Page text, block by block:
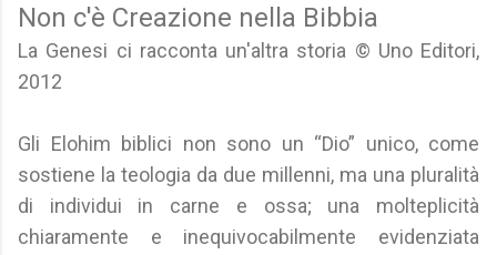
Non c'è Creazione nella Bibbia
La Genesi ci racconta un'altra storia © Uno Editori,
2012
Gli Elohim biblici non sono un “Dio” unico, come
sostiene la teologia da due millenni, ma una pluralità
di individui in carne e ossa; una molteplicità
chiaramente e inequivocabilmente evidenziata